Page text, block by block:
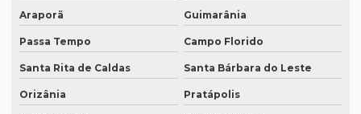
Araporã Guimarânia
Passa Tempo Campo Florido
Santa Rita de Caldas Santa Bárbara do Leste
Orizânia Pratápolis